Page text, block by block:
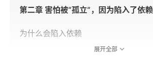
第二章 害怕被“孤立”，因为陷入了依赖
为什么会陷入依赖
展开全部